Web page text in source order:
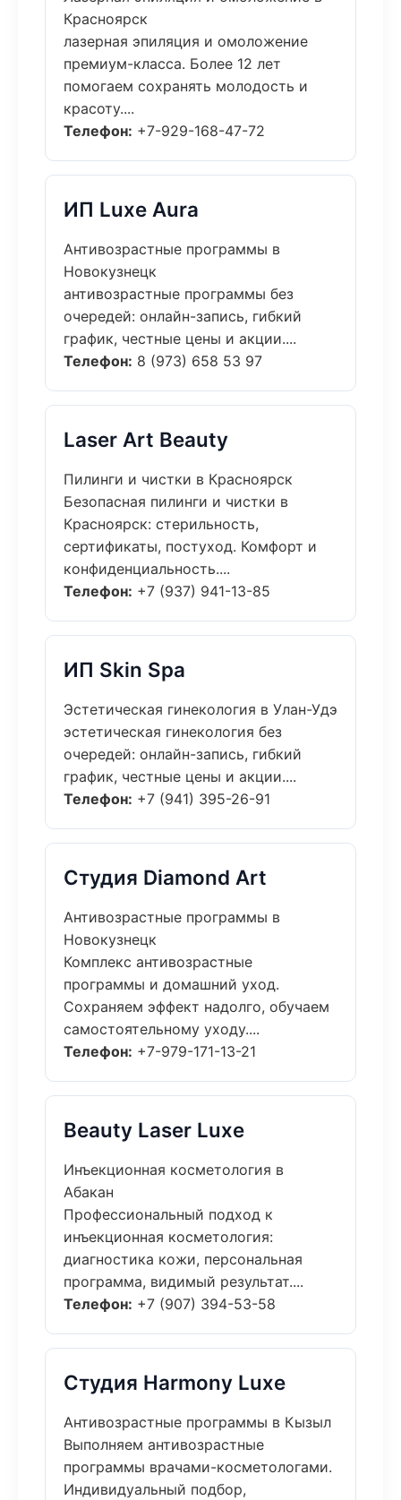
Красноярск
лазерная эпиляция и омоложение
премиум-класса. Более 12 лет
помогаем сохранять молодость и
красоту....
Телефон: +7-929-168-47-72
ИП Luxe Aura
Антивозрастные программы в
Новокузнецк
антивозрастные программы без
очередей: онлайн-запись, гибкий
график, честные цены и акции....
Телефон: 8 (973) 658 53 97
Laser Art Beauty
Пилинги и чистки в Красноярск
Безопасная пилинги и чистки в
Красноярск: стерильность,
сертификаты, постуход. Комфорт и
конфиденциальность....
Телефон: +7 (937) 941-13-85
ИП Skin Spa
Эстетическая гинекология в Улан-Удэ
эстетическая гинекология без
очередей: онлайн-запись, гибкий
график, честные цены и акции....
Телефон: +7 (941) 395-26-91
Студия Diamond Art
Антивозрастные программы в
Новокузнецк
Комплекс антивозрастные
программы и домашний уход.
Сохраняем эффект надолго, обучаем
самостоятельному уходу....
Телефон: +7-979-171-13-21
Beauty Laser Luxe
Инъекционная косметология в
Абакан
Профессиональный подход к
инъекционная косметология:
диагностика кожи, персональная
программа, видимый результат....
Телефон: +7 (907) 394-53-58
Студия Harmony Luxe
Антивозрастные программы в Кызыл
Выполняем антивозрастные
программы врачами-косметологами.
Индивидуальный подбор,